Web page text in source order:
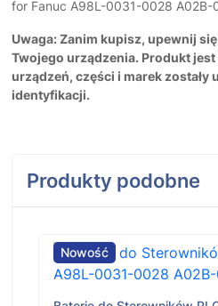
for Fanuc A98L-0031-0028 A02B-
Uwaga: Zanim kupisz, upewnij
Twojego urządzenia. Produkt
urządzeń, części i marek zostały
identyfikacji.
Produkty podobne
Nowość